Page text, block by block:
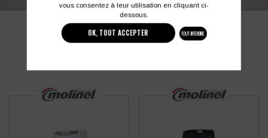
PRODUITS SIMILAIRES
vous consentez à leur utilisation en cliquant ci-
dessous.
OK, TOUT ACCEPTER TOUT INTERDIRE